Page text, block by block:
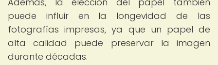
puede influir en la longevidad de las
fotografías impresas, ya que un papel de
alta calidad puede preservar la imagen
durante décadas.